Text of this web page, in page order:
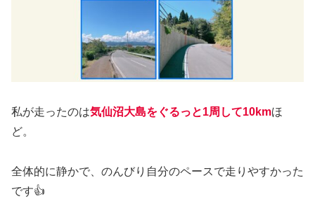
私が走ったのは気仙沼大島をぐるっと1周して10kmほ
ど。
全体的に静かで、のんびり自分のペースで走りやすかった
です👍